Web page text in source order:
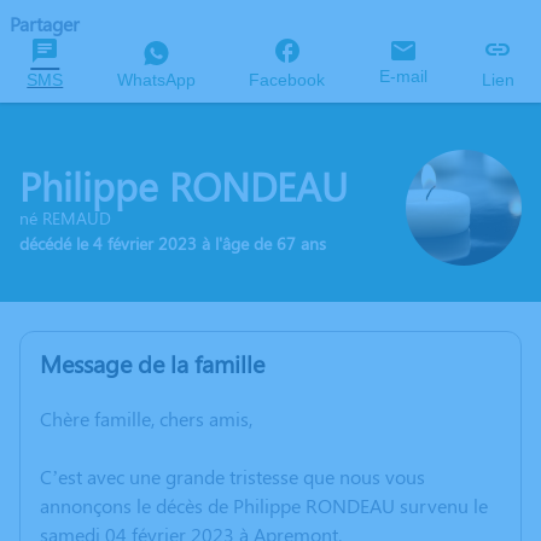
Partager
SMS WhatsApp Facebook E-mail Lien
Philippe RONDEAU
né REMAUD
décédé le 4 février 2023 à l'âge de 67 ans
Message de la famille
Chère famille, chers amis,
C’est avec une grande tristesse que nous vous
annonçons le décès de Philippe RONDEAU survenu le
samedi 04 février 2023 à Apremont.